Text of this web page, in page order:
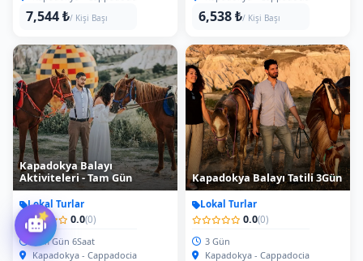
7,544 ₺/ Kişi Başı 6,538 ₺/ Kişi Başı
Kapadokya Balayı
Aktiviteleri - Tam Gün
Lokal Turlar
0.0(0)
Tam Gün 6Saat
Kapadokya - Cappadocia
Kapadokya Balayı Tatili 3Gün
Lokal Turlar
0.0(0)
3 Gün
Kapadokya - Cappadocia